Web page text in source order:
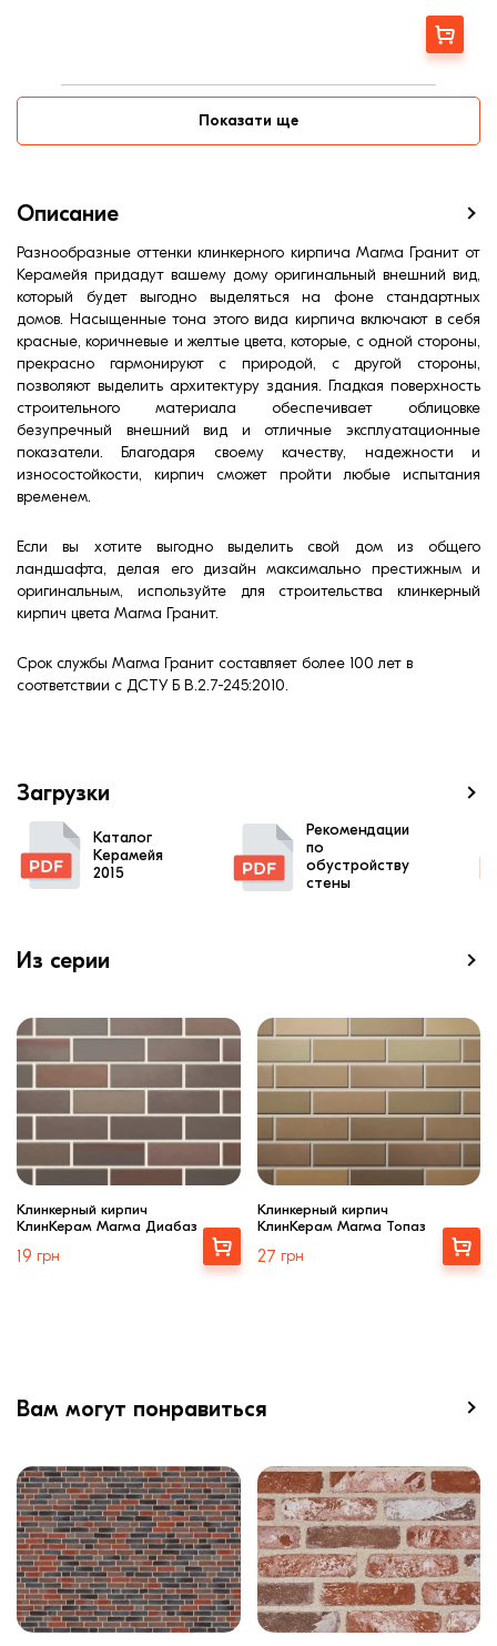
120
Гладкая
Цвет
Коричневый
Заказать
Показати ще
Описание
Разнообразные оттенки клинкерного кирпича Магма Гранит от
Керамейя придадут вашему дому оригинальный внешний вид,
который будет выгодно выделяться на фоне стандартных
домов. Насыщенные тона этого вида кирпича включают в себя
красные, коричневые и желтые цвета, которые, с одной стороны,
прекрасно гармонируют с природой, с другой стороны,
позволяют выделить архитектуру здания. Гладкая поверхность
строительного материала обеспечивает облицовке
безупречный внешний вид и отличные эксплуатационные
показатели. Благодаря своему качеству, надежности и
износостойкости, кирпич сможет пройти любые испытания
временем.
Если вы хотите выгодно выделить свой дом из общего
ландшафта, делая его дизайн максимально престижным и
оригинальным, используйте для строительства клинкерный
кирпич цвета Магма Гранит.
Срок службы Магма Гранит составляет более 100 лет в
соответствии с ДСТУ Б В.2.7-245:2010.
Загрузки
Каталог
Керамейя
2015
Рекомендации
по
обустройству
стены
Из серии
Клинкерный кирпич
КлинКерам Магма Диабаз
19 грн
Выбрать
Клинкерный кирпич
КлинКерам Магма Топаз
27 грн
Выбрать
Вам могут понравиться